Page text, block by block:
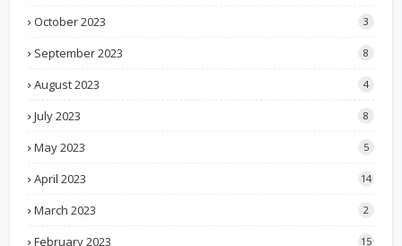
October 2023 3
September 2023 8
August 2023 4
July 2023 8
May 2023 5
April 2023 14
March 2023 2
February 2023 15